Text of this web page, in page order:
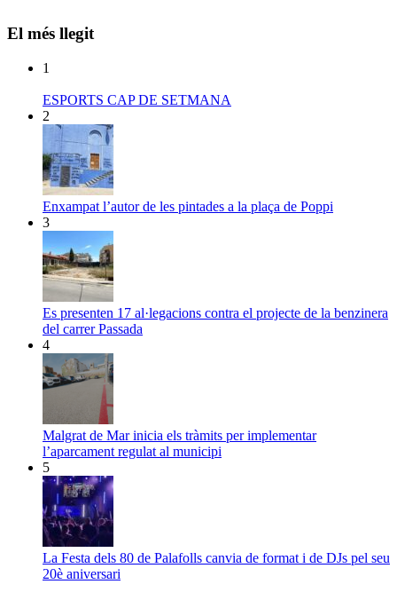
El més llegit
1
ESPORTS CAP DE SETMANA
2
Enxampat l’autor de les pintades a la plaça de Poppi
3
Es presenten 17 al·legacions contra el projecte de la benzinera
del carrer Passada
4
Malgrat de Mar inicia els tràmits per implementar
l’aparcament regulat al municipi
5
La Festa dels 80 de Palafolls canvia de format i de DJs pel seu
20è aniversari